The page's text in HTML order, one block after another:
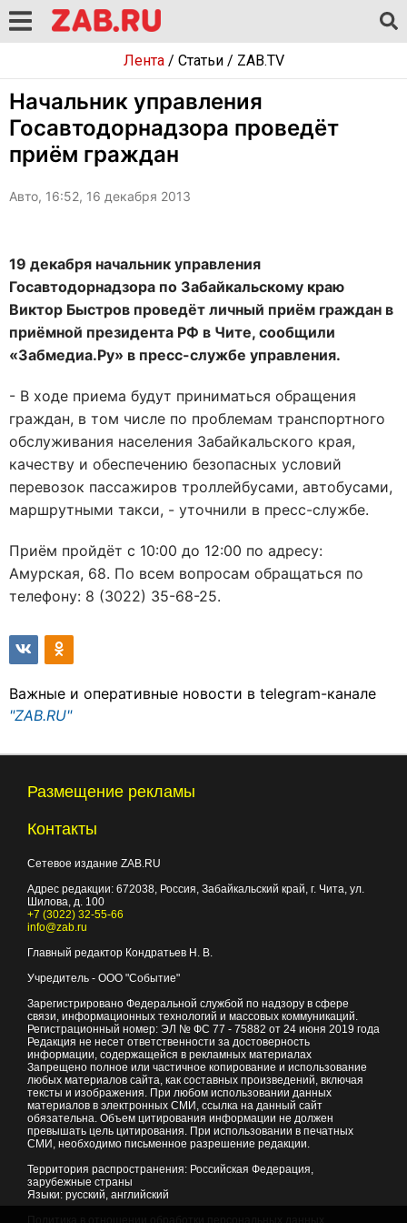
Лента/ Статьи/ ZAB.TV
Начальник управления
Госавтодорнадзора проведёт
приём граждан
Авто, 16:52, 16 декабря 2013
19 декабря начальник управления
Госавтодорнадзора по Забайкальскому краю
Виктор Быстров проведёт личный приём граждан в
приёмной президента РФ в Чите, сообщили
«Забмедиа.Ру» в пресс-службе управления.
- В ходе приема будут приниматься обращения
граждан, в том числе по проблемам транспортного
обслуживания населения Забайкальского края,
качеству и обеспечению безопасных условий
перевозок пассажиров троллейбусами, автобусами,
маршрутными такси, - уточнили в пресс-службе.
Приём пройдёт с 10:00 до 12:00 по адресу:
Амурская, 68. По всем вопросам обращаться по
телефону: 8 (3022) 35-68-25.
Важные и оперативные новости в telegram-канале
"ZAB.RU"
Размещение рекламы
Контакты
Сетевое издание ZAB.RU
Адрес редакции: 672038, Россия, Забайкальский край, г. Чита, ул.
Шилова, д. 100
+7 (3022) 32-55-66
info@zab.ru
Главный редактор Кондратьев Н. В.
Учредитель - ООО "Событие"
Зарегистрировано Федеральной службой по надзору в сфере
связи, информационных технологий и массовых коммуникаций.
Регистрационный номер: ЭЛ № ФС 77 - 75882 от 24 июня 2019 года
Редакция не несет ответственности за достоверность
информации, содержащейся в рекламных материалах
Запрещено полное или частичное копирование и использование
любых материалов сайта, как составных произведений, включая
тексты и изображения. При любом использовании данных
материалов в электронных СМИ, ссылка на данный сайт
обязательна. Объем цитирования информации не должен
превышать цель цитирования. При использовании в печатных
СМИ, необходимо письменное разрешение редакции.
Территория распространения: Российская Федерация,
зарубежные страны
Языки: русский, английский